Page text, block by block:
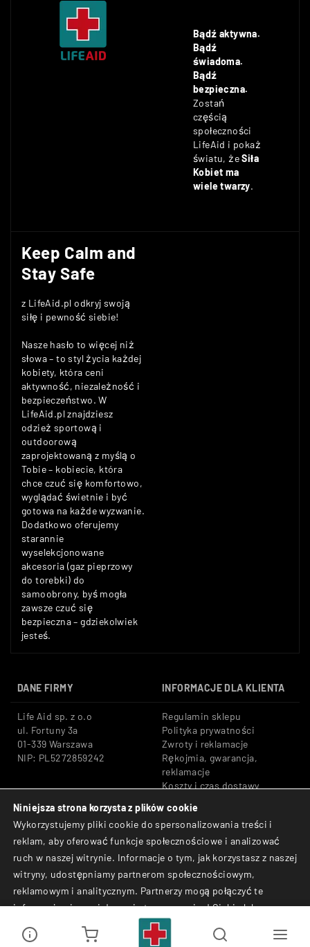
Bądź aktywna.
Bądź
świadoma.
Bądź
bezpieczna.
Zostań
częścią
społeczności
LifeAid i pokaż
światu, żeSiła
Kobiet ma
wiele twarzy.
Keep Calm and
Stay Safe
z LifeAid.pl odkryj swoją
siłę i pewność siebie!
Nasze hasło to więcej niż
słowa – to styl życia każdej
kobiety, która ceni
aktywność, niezależność i
bezpieczeństwo. W
LifeAid.pl znajdziesz
odzież sportową i
outdoorową
zaprojektowaną z myślą o
Tobie – kobiecie, która
chce czuć się komfortowo,
wyglądać świetnie i być
gotowa na każde wyzwanie.
Dodatkowo oferujemy
starannie
wyselekcjonowane
akcesoria (gaz pieprzowy
do torebki) do
samoobrony, byś mogła
zawsze czuć się
bezpieczna – gdziekolwiek
jesteś.
DANE FIRMY INFORMACJE DLA KLIENTA
Life Aid sp. z o.o
ul. Fortuny 3a
01-339 Warszawa
NIP: PL5272859242
Regulamin sklepu
Polityka prywatności
Zwroty i reklamacje
Rękojmia, gwarancja,
reklamacje
Koszty i czas dostawy
Tel: +48 533 666 776
E-mail: shop@lifeaid.pl
Bezpieczne płatności:
Przelewy24, BLIK, Karty
płatnicze
© Life Aid sp. z o.o. All
Rights Reserved.
Niniejsza strona korzysta z plików cookie
Wykorzystujemy pliki cookie do spersonalizowania treści i
reklam, aby oferować funkcje społecznościowe i analizować
ruch w naszej witrynie. Informacje o tym, jak korzystasz z naszej
witryny, udostępniamy partnerom społecznościowym,
reklamowym i analitycznym. Partnerzy mogą połączyć te
informacje z innymi danymi otrzymanymi od Ciebie lub
uzyskanymi podczas korzystania z ich usług.